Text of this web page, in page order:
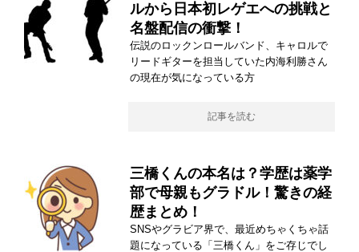
ルから日本初レゲエへの挑戦と
名盤配信の衝撃！
伝説のロックンロールバンド、キャロルで
リードギターを担当していた内海利勝さん
の現在が気になっている方
記事を読む
三橋くんの本名は？学歴は薬学
部で母親もグラドル！驚きの経
歴まとめ！
SNSやグラビア界で、最近めちゃくちゃ話
題になっている「三橋くん」をご存じでし